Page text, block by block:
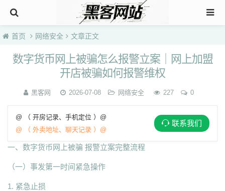
首页 网络安全 文章正文
数字货币网上被骗怎么报警立案｜网上加盟
开店被骗如何报警维权
黑客网 2026-07-08 网络安全 227 0
@ （ 开房记录、手机定位 ）@
@ （ 外卖地址、聊天记录 ）@
联系我们
一、数字货币网上被骗 报警立案完整流程
（一）事发第一时间紧急操作
1. 紧急止损